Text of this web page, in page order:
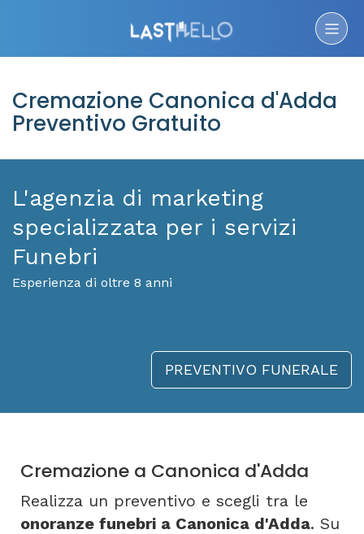
Cremazione Canonica d'Adda
Preventivo Gratuito
L'agenzia di marketing
specializzata per i servizi
Funebri
Esperienza di oltre 8 anni
PREVENTIVO FUNERALE
Cremazione a Canonica d'Adda
Realizza un preventivo e scegli tra le
onoranze funebri a Canonica d'Adda. Su